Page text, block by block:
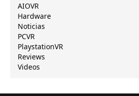
AIOVR
Hardware
Noticias
PCVR
PlaystationVR
Reviews
Videos